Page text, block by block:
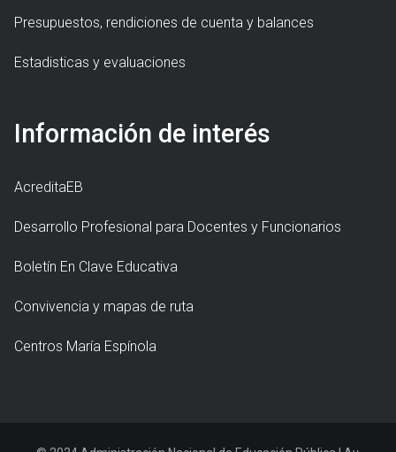
Presupuestos, rendiciones de cuenta y balances
Estadisticas y evaluaciones
Información de interés
AcreditaEB
Desarrollo Profesional para Docentes y Funcionarios
Boletín En Clave Educativa
Convivencia y mapas de ruta
Centros María Espínola